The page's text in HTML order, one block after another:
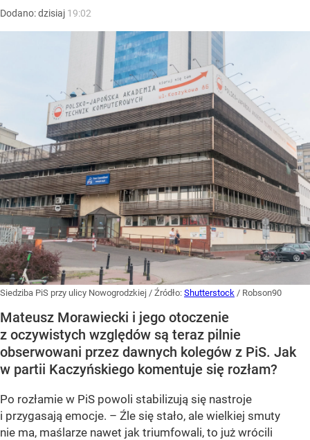
Dodano:dzisiaj 19:02
Siedziba PiS przy ulicy Nowogrodzkiej / Źródło: Shutterstock / Robson90
Mateusz Morawiecki i jego otoczenie
z oczywistych względów są teraz pilnie
obserwowani przez dawnych kolegów z PiS. Jak
w partii Kaczyńskiego komentuje się rozłam?
Po rozłamie w PiS powoli stabilizują się nastroje
i przygasają emocje. – Źle się stało, ale wielkiej smuty
nie ma, maślarze nawet jak triumfowali, to już wrócili